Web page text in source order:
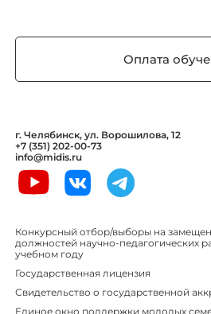
Оплата
г. Челябинск, ул. Ворошилова, 12
+7 (351) 202-00-73
info@midis.ru
Конкурсный отбор/выборы на
должностей научно-педагогических
учебном году
Государственная лицензия
Свидетельство о государственной
Единое окно поддержки молодых